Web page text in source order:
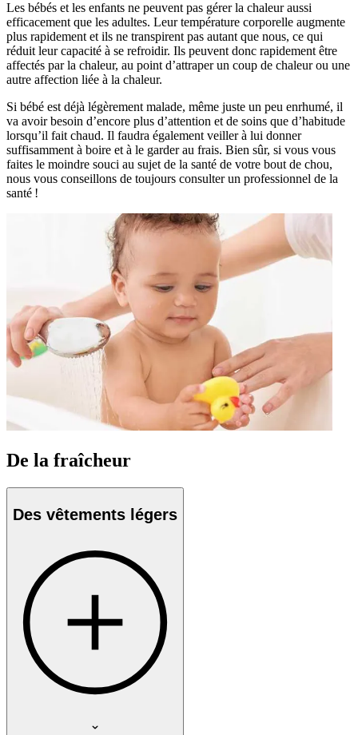
Les bébés et les enfants ne peuvent pas gérer la chaleur aussi
efficacement que les adultes. Leur température corporelle augmente
plus rapidement et ils ne transpirent pas autant que nous, ce qui
réduit leur capacité à se refroidir. Ils peuvent donc rapidement être
affectés par la chaleur, au point d’attraper un coup de chaleur ou une
autre affection liée à la chaleur.
Si bébé est déjà légèrement malade, même juste un peu enrhumé, il
va avoir besoin d’encore plus d’attention et de soins que d’habitude
lorsqu’il fait chaud. Il faudra également veiller à lui donner
suffisamment à boire et à le garder au frais. Bien sûr, si vous vous
faites le moindre souci au sujet de la santé de votre bout de chou,
nous vous conseillons de toujours consulter un professionnel de la
santé !
De la fraîcheur
Des vêtements légers